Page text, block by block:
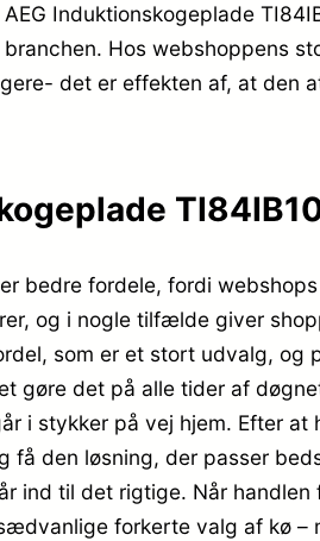
Induktionskogeplade
Hos webshoppens
det er effekten af, at den
bedre fordele, fordi
og i nogle tilfælde giver
som er et stort udvalg,
gøre det på alle tider af
i stykker på vej hjem. Efter
få den løsning, der passer
ind til det rigtige. Når
forkerte valg af kø